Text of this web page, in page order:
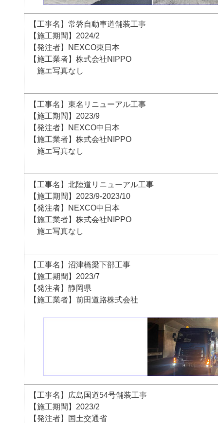
【工事名】常磐自動車道舗装工事
【施工期間】2024/2
【発注者】NEXCO東日本
【施工業者】株式会社NIPPO
施エ写真なし
【工事名】東名リニューアル工事
【施工期間】2023/9
【発注者】NEXCO中日本
【施工業者】株式会社NIPPO
施エ写真なし
【工事名】北陸道リニューアル工事
【施工期間】2023/9-2023/10
【発注者】NEXCO中日本
【施工業者】株式会社NIPPO
施エ写真なし
【工事名】沼津橋梁下部工事
【施工期間】2023/7
【発注者】静岡県
【施工業者】前田道路株式会社
【工事名】広島国道54号舗装工事
【施工期間】2023/2
【発注者】国土交通省